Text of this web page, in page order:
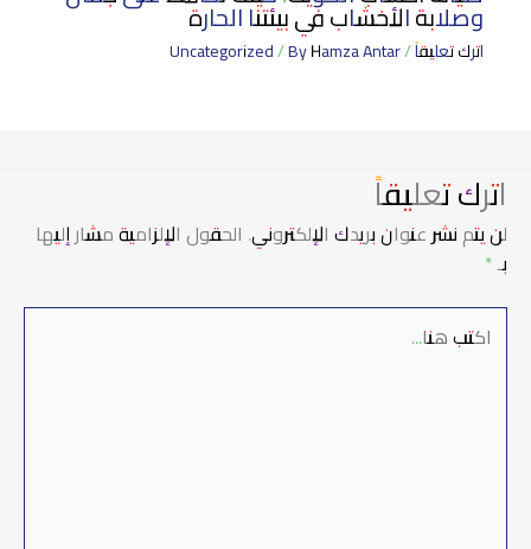
وصلابة الأخشاب في بيئتنا الحارة
اترك تعليقاً/
Uncategorized/ ByHamza Antar
اترك تعليقاً
لن يتم نشر عنوان بريدك الإلكتروني. الحقول الإلزامية مشار إليها
بـ*
اكتب
هنا...